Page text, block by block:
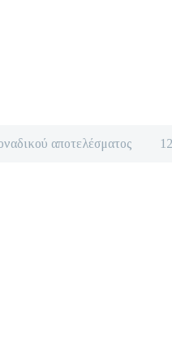
αποτελέσματος